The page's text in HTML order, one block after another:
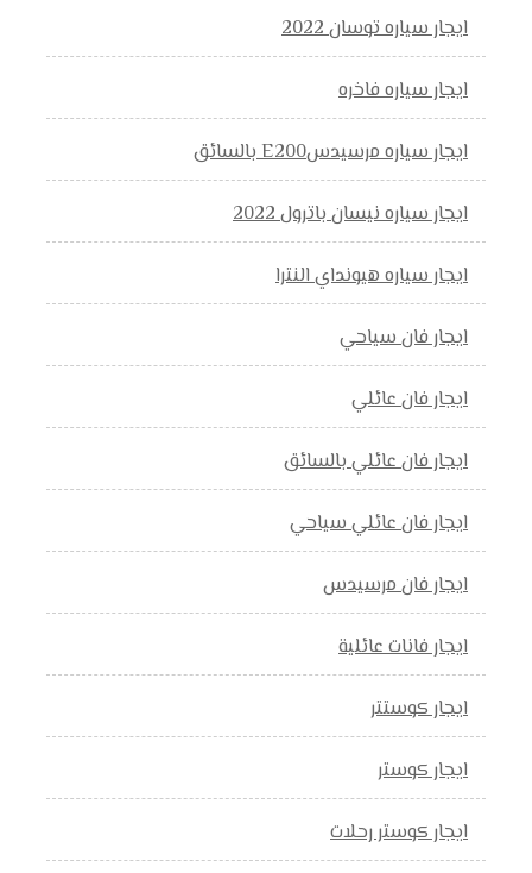
ايجار سياره توسان 2022
ايجار سياره فاخره
ايجار سياره مرسيدسE200 بالسائق
ايجار سياره نيسان باترول 2022
ايجار سياره هيونداي النترا
ايجار فان سياحي
ايجار فان عائلي
ايجار فان عائلي بالسائق
ايجار فان عائلي سياحي
ايجار فان مرسيدس
ايجار فانات عائلية
ايجار كوستتر
ايجار كوستر
ايجار كوستر رحلات